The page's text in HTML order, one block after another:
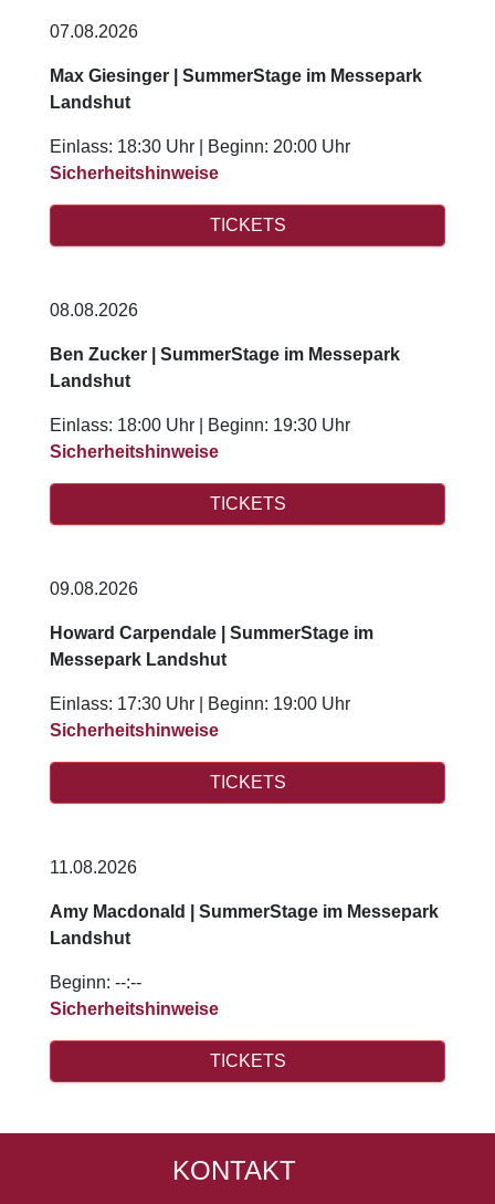
07.08.2026
Max Giesinger | SummerStage im Messepark
Landshut
Einlass: 18:30 Uhr | Beginn: 20:00 Uhr
Sicherheitshinweise
TICKETS
08.08.2026
Ben Zucker | SummerStage im Messepark
Landshut
Einlass: 18:00 Uhr | Beginn: 19:30 Uhr
Sicherheitshinweise
TICKETS
09.08.2026
Howard Carpendale | SummerStage im
Messepark Landshut
Einlass: 17:30 Uhr | Beginn: 19:00 Uhr
Sicherheitshinweise
TICKETS
11.08.2026
Amy Macdonald | SummerStage im Messepark
Landshut
Beginn: --:--
Sicherheitshinweise
TICKETS
KONTAKT